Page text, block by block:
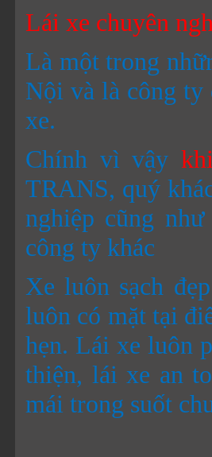
Lái xe chuyên
Là một trong
Nội và là công ty
xe.
Chính vì vậy
TRANS, quý
nghiệp cũng
công ty khác
Xe luôn sạch
luôn có mặt tại
hẹn. Lái xe luôn
thiện, lái xe an
mái trong suốt